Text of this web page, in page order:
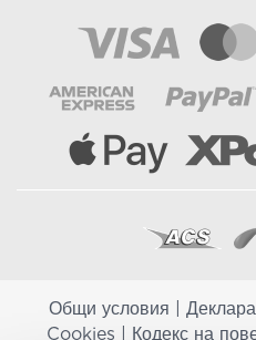
Общи условия
Cookies
Кодекс на